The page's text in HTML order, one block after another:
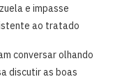
e impasse
ao tratado
conversar olhando
discutir as boas